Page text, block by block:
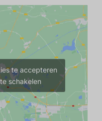
te accepteren
schakelen